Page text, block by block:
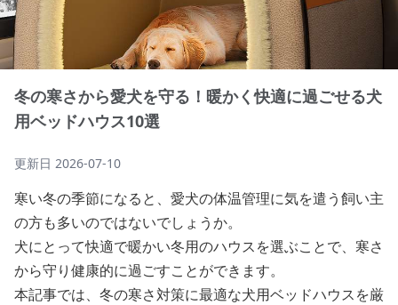
冬の寒さから愛犬を守る！暖かく快適に過ごせる犬
用ベッドハウス10選
更新日 2026-07-10
寒い冬の季節になると、愛犬の体温管理に気を遣う飼い主
の方も多いのではないでしょうか。
犬にとって快適で暖かい冬用のハウスを選ぶことで、寒さ
から守り健康的に過ごすことができます。
本記事では、冬の寒さ対策に最適な犬用ベッドハウスを厳